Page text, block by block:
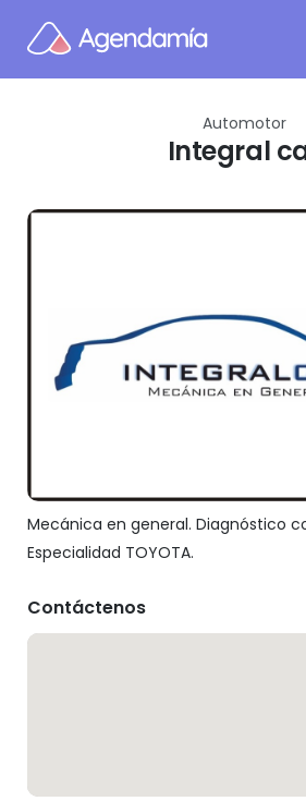
Automotor
Integral
Mecánica en general. Diagnóstico
Especialidad TOYOTA.
Contáctenos